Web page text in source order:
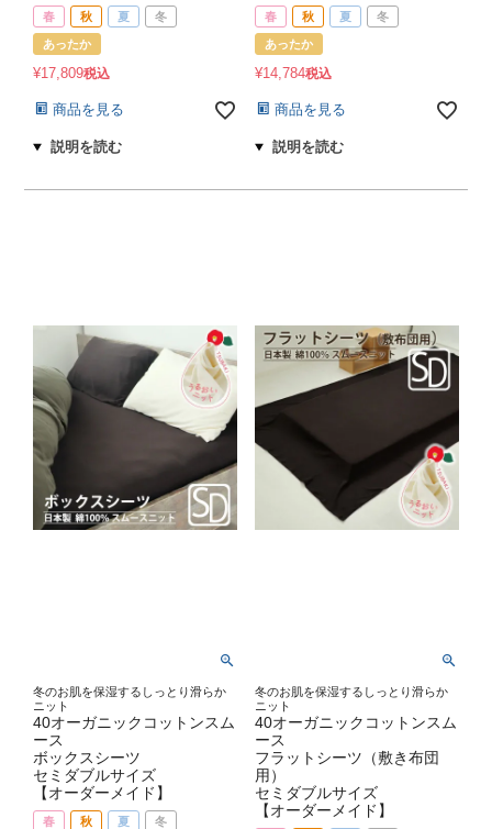
春 秋 夏 冬
あったか
¥17,809税込
商品を見る
春 秋 夏 冬
あったか
¥14,784税込
商品を見る
冬のお肌を保湿するしっとり滑らか
ニット
40オーガニックコットンスム
ース
ボックスシーツ
セミダブルサイズ
【オーダーメイド】
春 秋 夏 冬
冬のお肌を保湿するしっとり滑らか
ニット
40オーガニックコットンスム
ース
フラットシーツ（敷き布団
用）
セミダブルサイズ
【オーダーメイド】